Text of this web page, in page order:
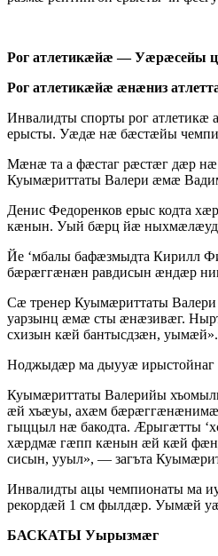
Рог атлетикæйæ — Уæрæсейы
Рог атлетикæйæ æнæниз
Инвалидты спорты рог
ерысты. Уæдæ нæ бæстæйы
Мæнæ та а фæстаг рæстæг дæр
Куымæриттаты Валери æмæ
Денис Федоренков ерыс кодта
кæнын. Уый бæрц йæ
Йе ‘мбалы бафæзмыдта Кирилл
бæрæггæнæн равдисын æндæр
Сæ тренер Куымæриттаты
уарзынц æмæ сты æнæзивæг.
схизын кæй бантысдзæн, уымæй».
Ноджыдæр ма дыууæ ирыстойнаг
Куымæриттаты Валерийы
æй хъæуы, ахæм бæрæггæнæнимæ
гыццыл нæ бакодта. Æрыгæтты
хæрдмæ гæпп кæнын æй кæй
сисын, ууыл», — загъта
Инвалидты ацы чемпионаты ма
рекордæй 1 см фылдæр. Уымæй
БАСКАТЫ Уырызмæг